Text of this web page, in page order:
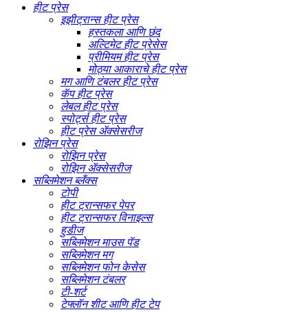
हीट प्रेस
इझीट्रान्स हीट प्रेस
हस्तकला आणि छंद
अल्टिमेट हीट प्रेसेस
प्रीमियम हीट प्रेस
मोठ्या आकाराचे हीट प्रेस
मग आणि टंबलर हीट प्रेस
कॅप हीट प्रेस
लेबल हीट प्रेस
स्पोर्ट्स हीट प्रेस
हीट प्रेस ॲक्सेसरीज
रोझिन प्रेस
रोझिन प्रेस
रोझिन ॲक्सेसरीज
सब्लिमेशन ब्लँक्स
टोपी
हीट ट्रान्सफर पेपर
हीट ट्रान्सफर विनाइल्स
हुडीज
सब्लिमेशन माउस पॅड
सब्लिमेशन मग
सब्लिमेशन फोन केसेस
सब्लिमेशन टंबलर
टी-शर्ट
टेफ्लॉन शीट आणि हीट टेप